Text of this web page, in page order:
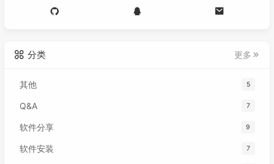
分类 更多
其他 5
Q&A 7
软件分享 9
软件安装 7